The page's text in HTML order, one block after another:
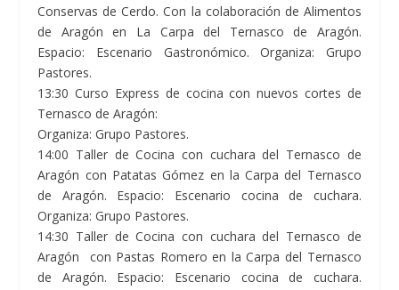
Conservas de Cerdo. Con la colaboración de Alimentos
de Aragón en La Carpa del Ternasco de Aragón.
Espacio: Escenario Gastronómico. Organiza: Grupo
Pastores.
13:30 Curso Express de cocina con nuevos cortes de
Ternasco de Aragón:
Organiza: Grupo Pastores.
14:00 Taller de Cocina con cuchara del Ternasco de
Aragón con Patatas Gómez en la Carpa del Ternasco
de Aragón. Espacio: Escenario cocina de cuchara.
Organiza: Grupo Pastores.
14:30 Taller de Cocina con cuchara del Ternasco de
Aragón con Pastas Romero en la Carpa del Ternasco
de Aragón. Espacio: Escenario cocina de cuchara.